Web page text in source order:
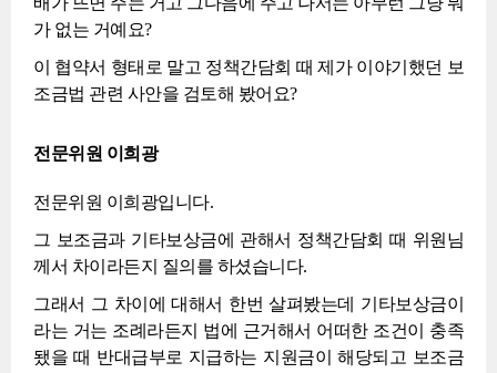
가 없는 거예요?
이 협약서 형태로 말고 정책간담회 때 제가 이야기했던 보
조금법 관련 사안을 검토해 봤어요?
전문위원 이희광
전문위원 이희광입니다.
그 보조금과 기타보상금에 관해서 정책간담회 때 위원님
께서 차이라든지 질의를 하셨습니다.
그래서 그 차이에 대해서 한번 살펴봤는데 기타보상금이
라는 거는 조례라든지 법에 근거해서 어떠한 조건이 충족
됐을 때 반대급부로 지급하는 지원금이 해당되고 보조금